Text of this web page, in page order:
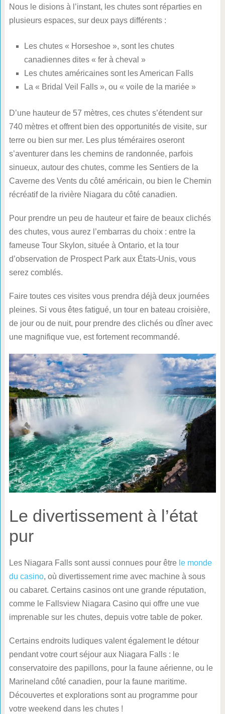
Nous le disions à l’instant, les chutes sont réparties en
plusieurs espaces, sur deux pays différents :
Les chutes « Horseshoe », sont les chutes
canadiennes dites « fer à cheval »
Les chutes américaines sont les American Falls
La « Bridal Veil Falls », ou « voile de la mariée »
D’une hauteur de 57 mètres, ces chutes s’étendent sur
740 mètres et offrent bien des opportunités de visite, sur
terre ou bien sur mer. Les plus téméraires oseront
s’aventurer dans les chemins de randonnée, parfois
sinueux, autour des chutes, comme les Sentiers de la
Caverne des Vents du côté américain, ou bien le Chemin
récréatif de la rivière Niagara du côté canadien.
Pour prendre un peu de hauteur et faire de beaux clichés
des chutes, vous aurez l’embarras du choix : entre la
fameuse Tour Skylon, située à Ontario, et la tour
d’observation de Prospect Park aux États-Unis, vous
serez comblés.
Faire toutes ces visites vous prendra déjà deux journées
pleines. Si vous êtes fatigué, un tour en bateau croisière,
de jour ou de nuit, pour prendre des clichés ou dîner avec
une magnifique vue, est fortement recommandé.
Le divertissement à l’état
pur
Les Niagara Falls sont aussi connues pour être le monde
du casino, où divertissement rime avec machine à sous
ou cabaret. Certains casinos ont une grande réputation,
comme le Fallsview Niagara Casino qui offre une vue
imprenable sur les chutes, depuis votre table de poker.
Certains endroits ludiques valent également le détour
pendant votre court séjour aux Niagara Falls : le
conservatoire des papillons, pour la faune aérienne, ou le
Marineland côté canadien, pour la faune maritime.
Découvertes et explorations sont au programme pour
votre weekend dans les chutes !